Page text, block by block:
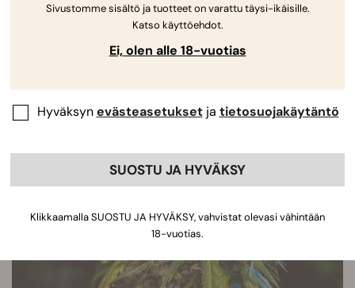
Kasvatusopas Aihehaku
Sivustomme sisältö ja tuotteet on varattu täysi-ikäisille.
Katso käyttöehdot.
Ei, olen alle 18-vuotias
Hyväksynevästeasetuksetja tietosuojakäytäntö
SUOSTU JA HYVÄKSY
Klikkaamalla SUOSTU JA HYVÄKSY, vahvistat olevasi vähintään
18-vuotias.